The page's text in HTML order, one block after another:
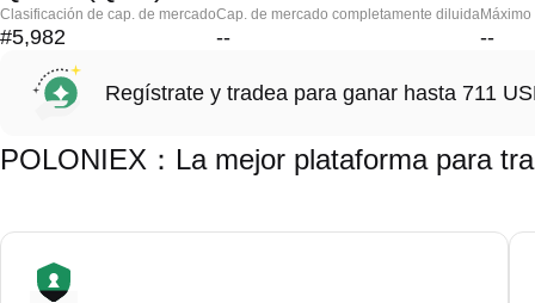
Clasificación de cap. de mercado
#5,982
Cap. de mercado completamente diluida
-- --
Regístrate y tradea para ganar hasta 711
POLONIEX：La mejor plataforma para